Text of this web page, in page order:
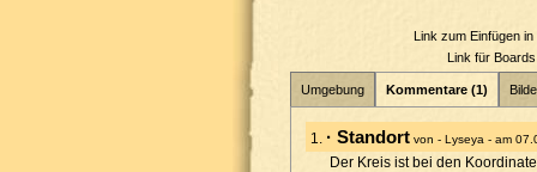
Link zum Einfügen
Link für
Umgebung Kommentare (1)
1. · Standort von - Lyseya - am
Der Kreis ist bei den